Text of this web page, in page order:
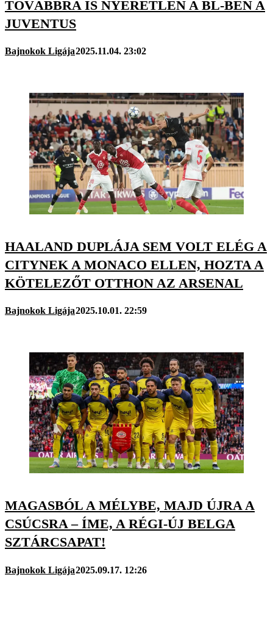
TOVÁBBRA IS NYERETLEN A BL-BEN A
JUVENTUS
Bajnokok Ligája2025.11.04. 23:02
HAALAND DUPLÁJA SEM VOLT ELÉG A
CITYNEK A MONACO ELLEN, HOZTA A
KÖTELEZŐT OTTHON AZ ARSENAL
Bajnokok Ligája2025.10.01. 22:59
MAGASBÓL A MÉLYBE, MAJD ÚJRA A
CSÚCSRA – ÍME, A RÉGI-ÚJ BELGA
SZTÁRCSAPAT!
Bajnokok Ligája2025.09.17. 12:26